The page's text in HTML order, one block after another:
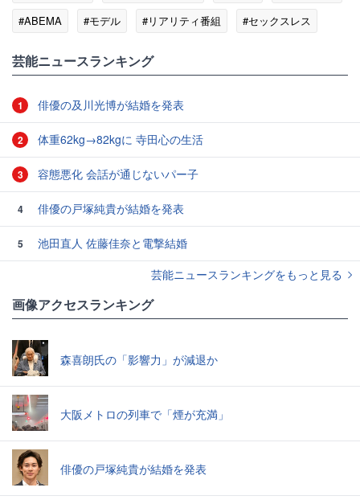
#ABEMA
#モデル #リアリティ番組 #セックスレス
芸能ニュースランキング
1 俳優の及川光博が結婚を発表
2 体重62kg→82kgに 寺田心の生活
3 容態悪化 会話が通じないパー子
4 俳優の戸塚純貴が結婚を発表
5
池田直人 佐藤佳奈と電撃結婚
芸能ニュースランキングをもっと見る
画像アクセスランキング
森喜朗氏の「影響力」が減退か
大阪メトロの列車で「煙が充満」
俳優の戸塚純貴が結婚を発表